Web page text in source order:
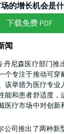
的增长机会是
下载免费 PDF
闻
丹尼森医疗部门
个专注于推动可穿
该举措为医疗专业
能和患者舒适度，
医疗市场中对创新
公司推出了两种